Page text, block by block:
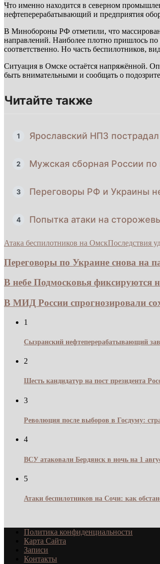
Что именно находится в северном
нефтеперерабатывающий и предприятия
В Минобороны РФ отметили, что
направлений. Наиболее плотно пришлось
соответственно. Но часть беспилотников,
Ситуация в Омске остаётся напряжённой.
быть внимательными и сообщать о
Читайте также
1 Ярославский НПЗ
2 Мужская сборная России
3 Переговоры РФ и Украины
4 Попытка атаки на
Атака беспилотников на ОмскПоследствия
Переговоры по Украине снова на
В небе Подмосковья фиксируются
В МИД России спрогнозировали
1
Сызранский нефтеперерабатывающий
2
Шесть кандидатур на пост президента
3
Революция после выборов в Госдуму:
4
ВСУ атаковали Бердянск в ночь на 1
5
Атаки беспилотников на Сочи: как
Политика конфиденциальности
Карта Сайта
Записи
Контакты